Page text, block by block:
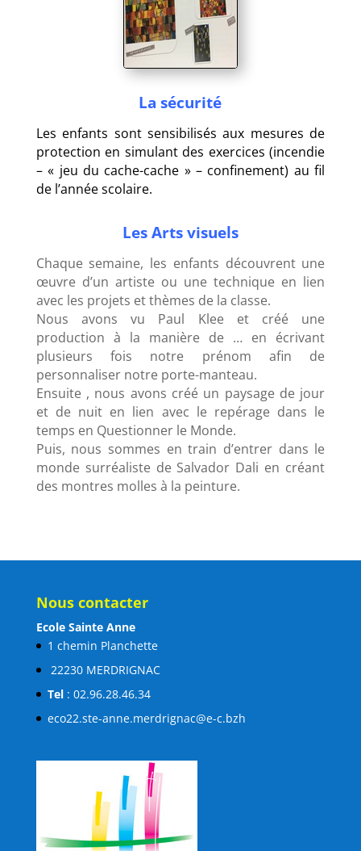
La sécurité
Les enfants sont sensibilisés aux mesures de
protection en simulant des exercices (incendie
– « jeu du cache-cache » – confinement) au fil
de l’année scolaire.
Les Arts visuels
Chaque semaine, les enfants découvrent une
œuvre d’un artiste ou une technique en lien
avec les projets et thèmes de la classe.
Nous avons vu Paul Klee et créé une
production à la manière de … en écrivant
plusieurs fois notre prénom afin de
personnaliser notre porte-manteau.
Ensuite , nous avons créé un paysage de jour
et de nuit en lien avec le repérage dans le
temps en Questionner le Monde.
Puis, nous sommes en train d’entrer dans le
monde surréaliste de Salvador Dali en créant
des montres molles à la peinture.
Nous contacter
Ecole Sainte Anne
1 chemin Planchette
22230 MERDRIGNAC
Tel: 02.96.28.46.34
eco22.ste-anne.merdrignac@e-c.bzh